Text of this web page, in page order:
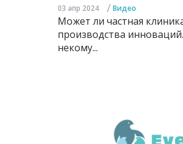
03 апр 2024 / Видео
Может ли частная
производства
некому...